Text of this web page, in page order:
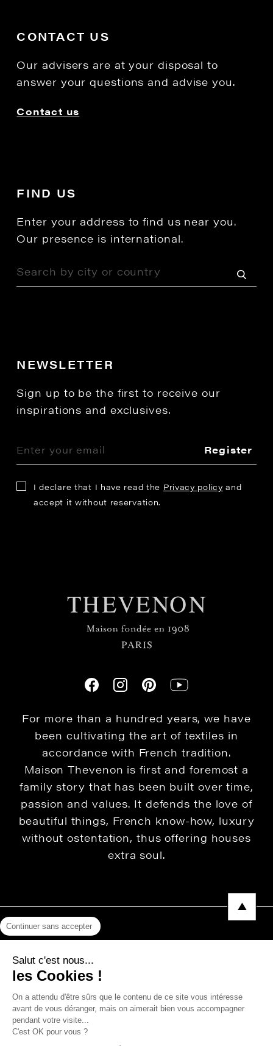
CONTACT US
Our advisers are at your disposal to
answer your questions and advise you.
Contact us
FIND US
Enter your address to find us near you.
Our presence is international.
NEWSLETTER
Sign up to be the first to receive our
inspirations and exclusives.
Register
I declare that I have read the Privacy policy and
accept it without reservation.
For more than a hundred years, we have
been cultivating the art of textiles in
accordance with French tradition.
Maison Thevenon is first and foremost a
family story that has been built over time,
passion and values. It defends the love of
beautiful things, French know-how, luxury
without ostentation, thus offering houses
extra soul.
Privacy Policy
Press area
Continuer sans accepter
Salut c'est nous...
les Cookies !
On a attendu d'être sûrs que le contenu de ce site vous intéresse
avant de vous déranger, mais on aimerait bien vous accompagner
pendant votre visite...
C'est OK pour vous ?